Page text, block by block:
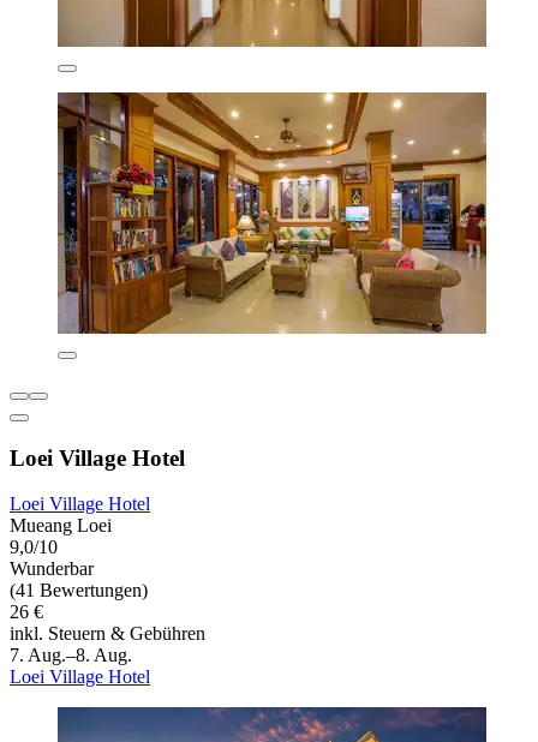
Loei Village Hotel
Loei Village Hotel
Mueang Loei
9,0/10
Wunderbar
(41 Bewertungen)
26 €
inkl. Steuern & Gebühren
7. Aug.–8. Aug.
Loei Village Hotel